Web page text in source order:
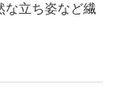
立ち姿など繊